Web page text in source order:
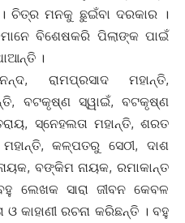
ଚିତ୍ର ମନକୁ ଛୁଇଁବା ଦରକାର ।
ବିଶେଷକରି ପିଲାଙ୍କ ପାଇଁ
।
ରାମପ୍ରସାଦ ମହାନ୍ତି,
ବଟକୃଷ୍ଣ ସ୍ୱାଇଁ, ବଟକୃଷ୍ଣ
ସ୍ନେହଲତା ମହାନ୍ତି, ଶରତ
କଳ୍ପତରୁ ସେଠୀ, ଦାଶ
ବଙ୍କିମ ନାୟକ, ରମାକାନ୍ତ
ଲେଖକ ସାରା ଜୀବନ କେବଳ
କାହାଣୀ ରଚନା କରିଛନ୍ତି । ବହୁ